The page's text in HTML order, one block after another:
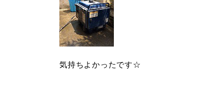
気持ちよかったです☆